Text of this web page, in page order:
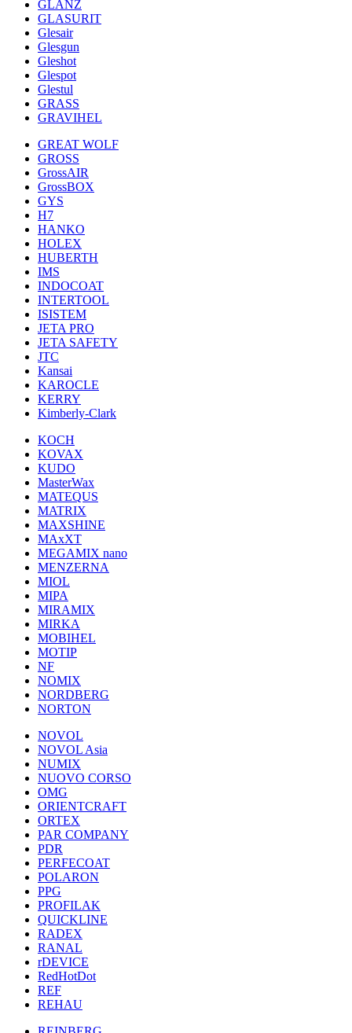
GLANZ
GLASURIT
Glesair
Glesgun
Gleshot
Glespot
Glestul
GRASS
GRAVIHEL
GREAT WOLF
GROSS
GrossAIR
GrossBOX
GYS
H7
HANKO
HOLEX
HUBERTH
IMS
INDOCOAT
INTERTOOL
ISISTEM
JETA PRO
JETA SAFETY
JTC
Kansai
KAROCLE
KERRY
Kimberly-Clark
KOCH
KOVAX
KUDO
MasterWax
MATEQUS
MATRIX
MAXSHINE
MAxXT
MEGAMIX nano
MENZERNA
MIOL
MIPA
MIRAMIX
MIRKA
MOBIHEL
MOTIP
NF
NOMIX
NORDBERG
NORTON
NOVOL
NOVOL Asia
NUMIX
NUOVO CORSO
OMG
ORIENTCRAFT
ORTEX
PAR COMPANY
PDR
PERFECOAT
POLARON
PPG
PROFILAK
QUICKLINE
RADEX
RANAL
rDEVICE
RedHotDot
REF
REHAU